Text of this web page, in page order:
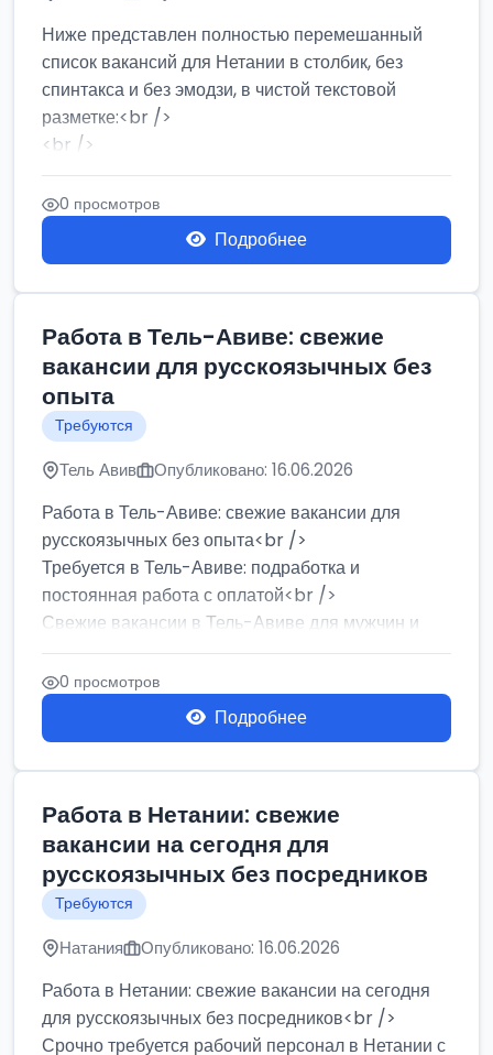
Ниже представлен полностью перемешанный
список вакансий для Нетании в столбик, без
спинтакса и без эмодзи, в чистой текстовой
разметке:<br />
<br />
Работа в Нетании на мебельном производстве:
требу...
0 просмотров
Подробнее
Работа в Тель-Авиве: свежие
вакансии для русскоязычных без
опыта
Требуются
Тель Авив Опубликовано: 16.06.2026
Работа в Тель-Авиве: свежие вакансии для
русскоязычных без опыта<br />
Требуется в Тель-Авиве: подработка и
постоянная работа с оплатой<br />
Свежие вакансии в Тель-Авиве для мужчин и
женщин от хозя...
0 просмотров
Подробнее
Работа в Нетании: свежие
вакансии на сегодня для
русскоязычных без посредников
Требуются
Натания Опубликовано: 16.06.2026
Работа в Нетании: свежие вакансии на сегодня
для русскоязычных без посредников<br />
Срочно требуется рабочий персонал в Нетании с